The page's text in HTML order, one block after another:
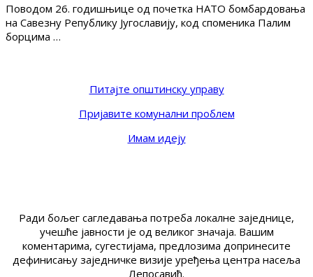
Поводом 26. годишњице од почетка НАТО бомбардовања
на Савезну Републику Југославију, код споменика Палим
борцима …
Питајте општинску управу
Пријавите комунални проблем
Имам идеју
Ради бољег сагледавања потреба локалне заједнице,
учешће јавности је од великог значаја. Вашим
коментарима, сугестијама, предлозима допринесите
дефинисању заједничке визије уређења центра насеља
Лепосавић.